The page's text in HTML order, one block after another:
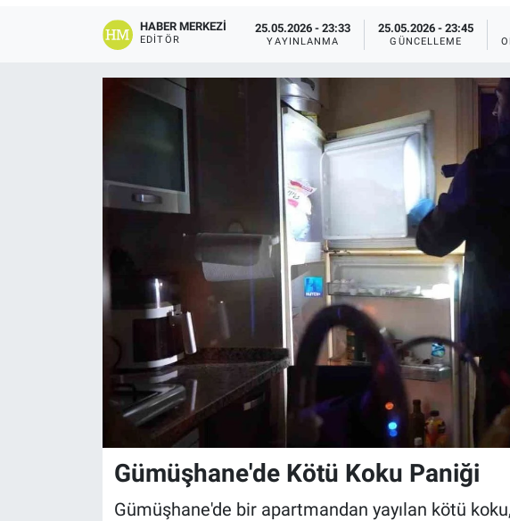
HABER MERKEZI
EDITÖR
25.05.2026 - 23:33
YAYINLANMA
25.05.2026 - 23:45
GÜNCELLEME
Gümüşhane'de Kötü Koku Paniği
Gümüşhane'de bir apartmandan yayılan kötü
Son Dakika Haberleri